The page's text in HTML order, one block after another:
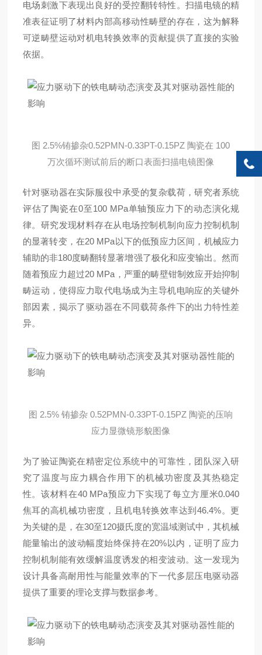
电场刺激下表现出良好的受控翻转特性 。扫描电镜的精
准表征证明了材料内部高移动性畴壁的存在，这为解释
可逆畴壁运动对机电转换效率的贡献提供了直接的实验
依据。
图 2.5%铕掺杂0.52PMN-0.33PT-0.15PZ 陶瓷在 100
万次循环测试前后的断口表面扫描电镜图像
针对驱动器在实际服役中承受的复杂载荷，研究者系统
评估了陶瓷在0至100 MPa单轴预应力下的动态演化规
律。研究发现材料存在从电场控制机制向应力控制机制
的显著转变，在20 MPa以下的低预应力区间，机械应力
辅助的非180度畴翻转显著增强了极化和应变输出 。然而
随着预应力超过20 MPa，严重的畴壁钳制效应开始抑制
畴运动，使得应力取代电场成为主导机电响应的关键外
部因素，揭示了驱动器在不同载荷条件下的出力特性差
异。
图 2.5% 铕掺杂 0.52PMN-0.33PT-0.15PZ 陶瓷的压响
应力显微镜形貌图像
为了验证陶瓷在精密定位系统中的可靠性，团队深入研
究了温度与应力耦合作用下的机械功密度及其热稳定
性。该材料在40 MPa预应力下实现了每立方厘米0.040
焦耳的高机械功密度，且机电转换效率达到46.4%。更
为关键的是，在30至120摄氏度的宽温域测试中，其机械
能量输出的波动幅度始终保持在20%以内，证明了应力
控制机制能有效缓解温度诱发的相变波动。这一发现为
设计具备高耐用性与能量效率的下一代多层压电驱动器
提供了重要的理论支撑与数据参考。